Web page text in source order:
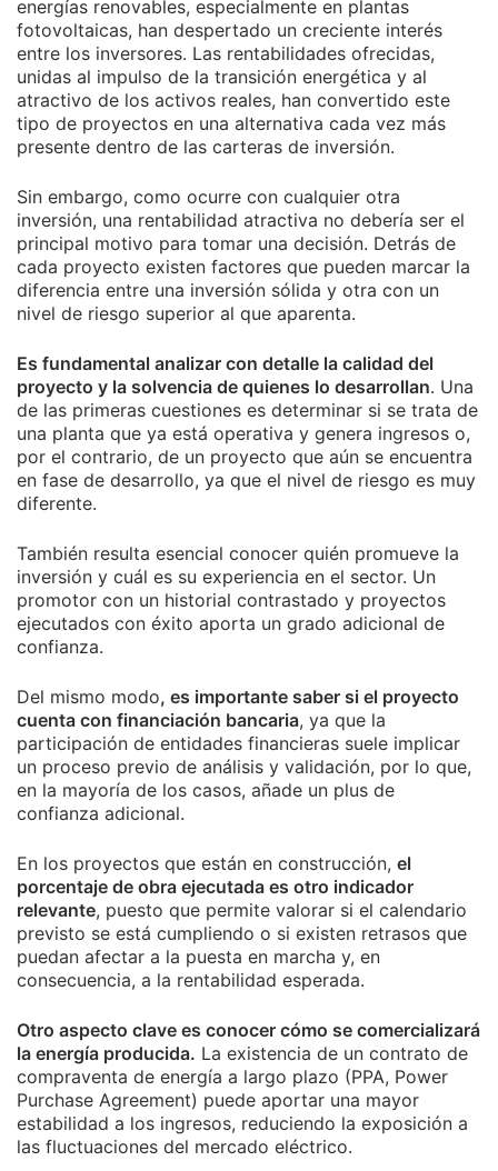
energías renovables, especialmente en plantas
fotovoltaicas, han despertado un creciente interés
entre los inversores. Las rentabilidades ofrecidas,
unidas al impulso de la transición energética y al
atractivo de los activos reales, han convertido este
tipo de proyectos en una alternativa cada vez más
presente dentro de las carteras de inversión.
Sin embargo, como ocurre con cualquier otra
inversión, una rentabilidad atractiva no debería ser el
principal motivo para tomar una decisión. Detrás de
cada proyecto existen factores que pueden marcar la
diferencia entre una inversión sólida y otra con un
nivel de riesgo superior al que aparenta.
Es fundamental analizar con detalle la calidad del
proyecto y la solvencia de quienes lo desarrollan. Una
de las primeras cuestiones es determinar si se trata de
una planta que ya está operativa y genera ingresos o,
por el contrario, de un proyecto que aún se encuentra
en fase de desarrollo, ya que el nivel de riesgo es muy
diferente.
También resulta esencial conocer quién promueve la
inversión y cuál es su experiencia en el sector. Un
promotor con un historial contrastado y proyectos
ejecutados con éxito aporta un grado adicional de
confianza.
Del mismo modo, es importante saber si el proyecto
cuenta con financiación bancaria, ya que la
participación de entidades financieras suele implicar
un proceso previo de análisis y validación, por lo que,
en la mayoría de los casos, añade un plus de
confianza adicional.
En los proyectos que están en construcción, el
porcentaje de obra ejecutada es otro indicador
relevante, puesto que permite valorar si el calendario
previsto se está cumpliendo o si existen retrasos que
puedan afectar a la puesta en marcha y, en
consecuencia, a la rentabilidad esperada.
Otro aspecto clave es conocer cómo se comercializará
la energía producida. La existencia de un contrato de
compraventa de energía a largo plazo (PPA, Power
Purchase Agreement) puede aportar una mayor
estabilidad a los ingresos, reduciendo la exposición a
las fluctuaciones del mercado eléctrico.